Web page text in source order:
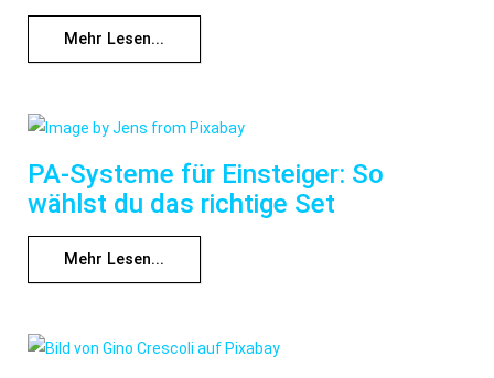
Mehr Lesen...
PA-Systeme für Einsteiger: So
wählst du das richtige Set
Mehr Lesen...